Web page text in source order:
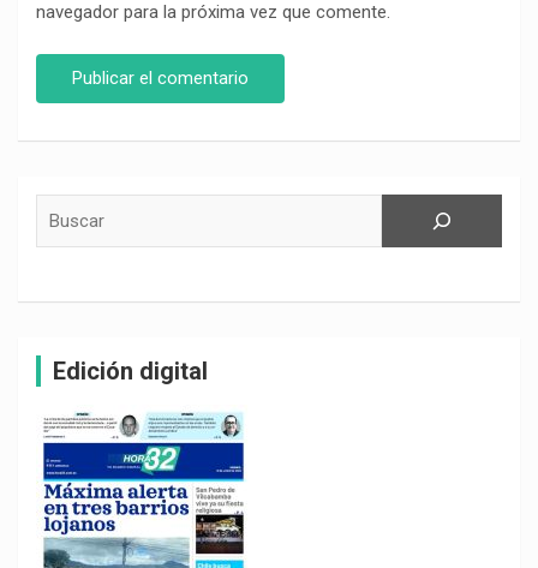
navegador para la próxima vez que comente.
Edición digital